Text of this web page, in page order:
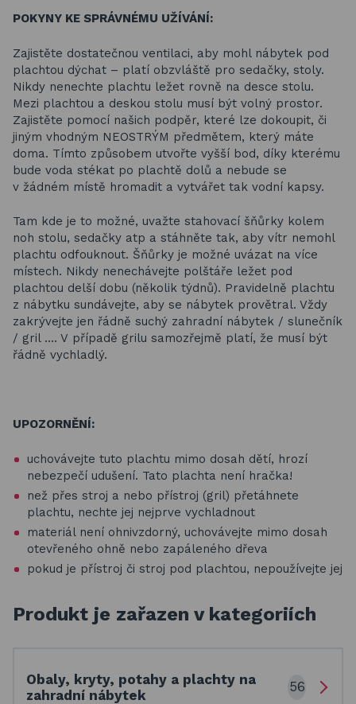
POKYNY KE SPRÁVNÉMU UŽÍVÁNÍ:
Zajistěte dostatečnou ventilaci, aby mohl nábytek pod
plachtou dýchat – platí obzvláště pro sedačky, stoly.
Nikdy nenechte plachtu ležet rovně na desce stolu.
Mezi plachtou a deskou stolu musí být volný prostor.
Zajistěte pomocí našich podpěr, které lze dokoupit, či
jiným vhodným NEOSTRÝM předmětem, který máte
doma. Tímto způsobem utvořte vyšší bod, díky kterému
bude voda stékat po plachtě dolů a nebude se
v žádném místě hromadit a vytvářet tak vodní kapsy.
Tam kde je to možné, uvažte stahovací šňůrky kolem
noh stolu, sedačky atp a stáhněte tak, aby vítr nemohl
plachtu odfouknout. Šňůrky je možné uvázat na více
místech. Nikdy nenechávejte polštáře ležet pod
plachtou delší dobu (několik týdnů). Pravidelně plachtu
z nábytku sundávejte, aby se nábytek provětral. Vždy
zakrývejte jen řádně suchý zahradní nábytek / slunečník
/ gril …. V případě grilu samozřejmě platí, že musí být
řádně vychladlý.
UPOZORNĚNÍ:
uchovávejte tuto plachtu mimo dosah dětí, hrozí
nebezpečí udušení. Tato plachta není hračka!
než přes stroj a nebo přístroj (gril) přetáhnete
plachtu, nechte jej nejprve vychladnout
materiál není ohnivzdorný, uchovávejte mimo dosah
otevřeného ohně nebo zapáleného dřeva
pokud je přístroj či stroj pod plachtou, nepoužívejte jej
Produkt je zařazen v kategoriích
Obaly, kryty, potahy a plachty na
zahradní nábytek
56